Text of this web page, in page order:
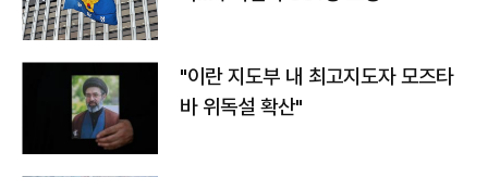
"이란 지도부 내 최고지도자 모즈타
바 위독설 확산"